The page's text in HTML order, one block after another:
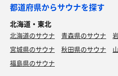
都道府県からサウナを探す
北海道・東北
北海道のサウナ 青森県のサウナ
宮城県のサウナ
秋田県のサウナ
福島県のサウナ